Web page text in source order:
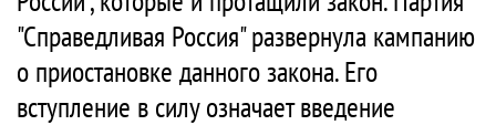
"Справедливая Россия" развернула кампанию
о приостановке данного закона. Его
вступление в силу означает введение